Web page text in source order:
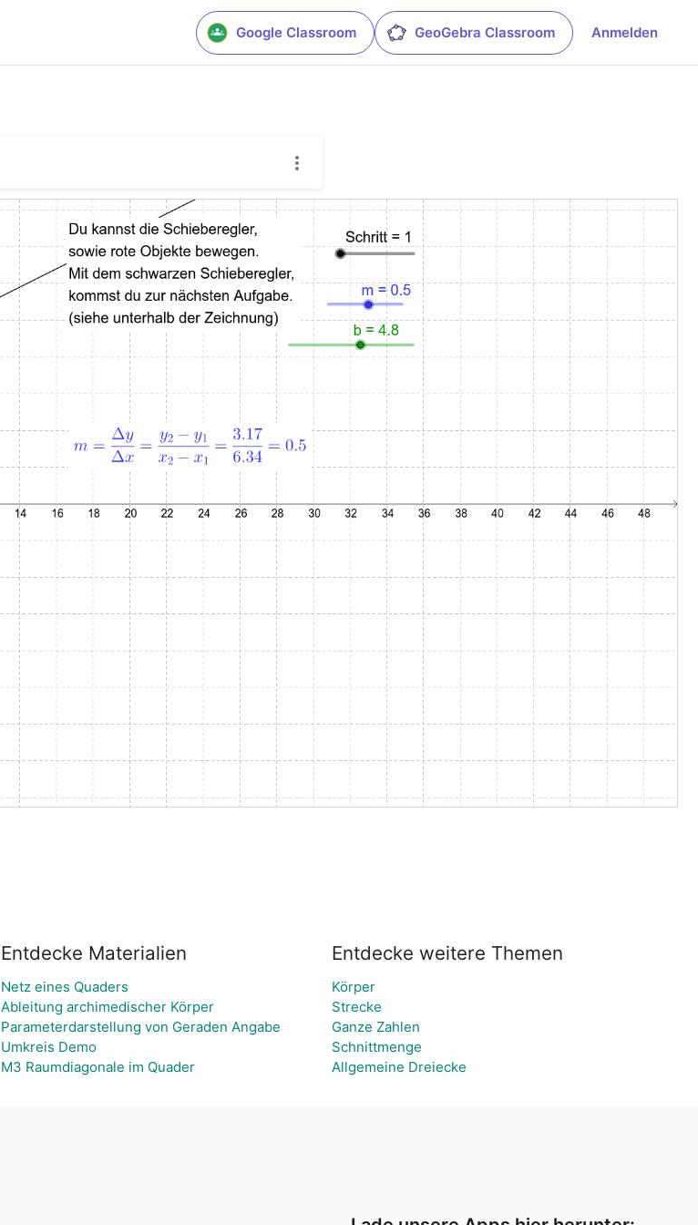
Google Classroom GeoGebra Classroom Anmelden
Entdecke Materialien
Netz eines Quaders
Ableitung archimedischer Körper
Parameterdarstellung von Geraden Angabe
Umkreis Demo
M3 Raumdiagonale im Quader
Entdecke weitere Themen
Körper
Strecke
Ganze Zahlen
Schnittmenge
Allgemeine Dreiecke